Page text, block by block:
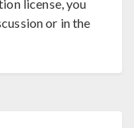
license, you
or in the